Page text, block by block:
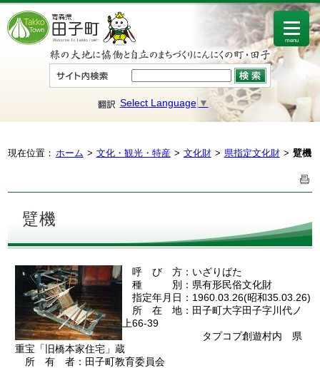
Select Language ▼
menu
現在位置： ホーム 文化・観光・特産 文化財 県指定文化財 躄機
躄機
呼 び 方：いざりばた
種 別：県有形民俗文化財
指定年月日：1960.03.26(昭和35.03.26)
所 在 地：田子町大字田子字川代ノ
上66-39
タプコプ創遊村内 県
重宝「旧橋本家住宅」蔵
所 有 者：田子町教育委員会